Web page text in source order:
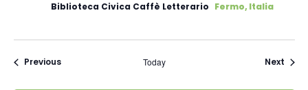
Biblioteca Civica Caffè Letterario Fermo, Italia
PreviousEvents Today Next